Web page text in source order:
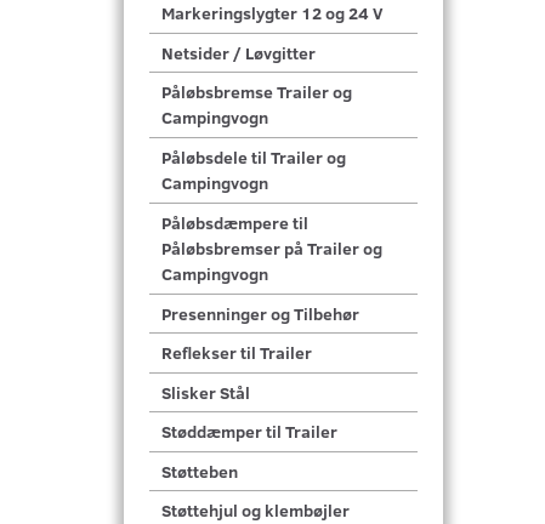
Markeringslygter 12 og 24 V
Netsider / Løvgitter
Påløbsbremse Trailer og
Campingvogn
Påløbsdele til Trailer og
Campingvogn
Påløbsdæmpere til
Påløbsbremser på Trailer og
Campingvogn
Presenninger og Tilbehør
Reflekser til Trailer
Slisker Stål
Støddæmper til Trailer
Støtteben
Støttehjul og klembøjler